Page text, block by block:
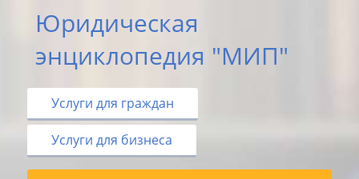
Юридическая
энциклопедия "МИП"
Услуги для граждан
Услуги для бизнеса